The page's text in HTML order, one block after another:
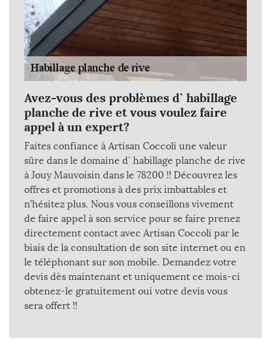
Avez-vous des problèmes d` habillage
planche de rive et vous voulez faire
appel à un expert?
Faites confiance à Artisan Coccoli une valeur
sûre dans le domaine d` habillage planche de rive
à Jouy Mauvoisin dans le 78200 !! Découvrez les
offres et promotions à des prix imbattables et
n’hésitez plus. Nous vous conseillons vivement
de faire appel à son service pour se faire prenez
directement contact avec Artisan Coccoli par le
biais de la consultation de son site internet ou en
le téléphonant sur son mobile. Demandez votre
devis dès maintenant et uniquement ce mois-ci
obtenez-le gratuitement oui votre devis vous
sera offert !!